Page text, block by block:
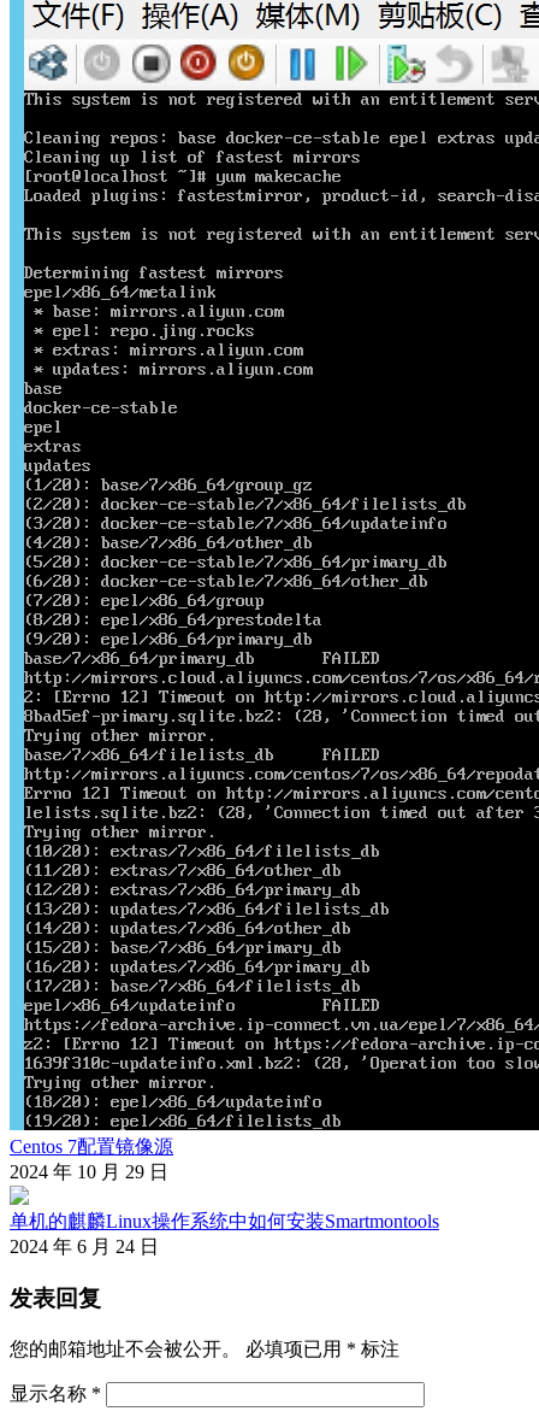
Centos 7配置镜像源
2024 年 10 月 29 日
单机的麒麟Linux操作系统中如何安装Smartmontools
2024 年 6 月 24 日
发表回复
您的邮箱地址不会被公开。 必填项已用 * 标注
显示名称 *